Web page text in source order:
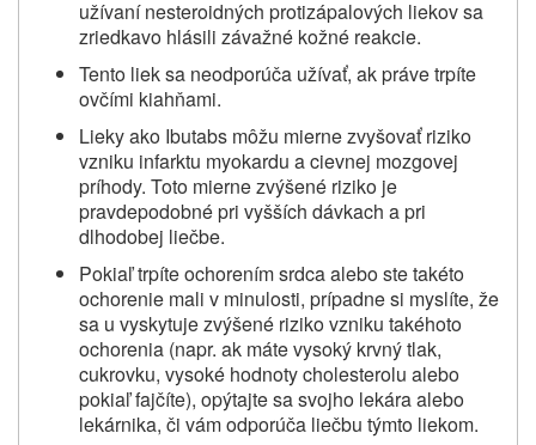
užívaní nesteroidných protizápalových liekov sa
zriedkavo hlásili závažné kožné reakcie.
Tento liek sa neodporúča užívať, ak práve trpíte
ovčími kiahňami.
Lieky ako Ibutabs môžu mierne zvyšovať riziko
vzniku infarktu myokardu a cievnej mozgovej
príhody. Toto mierne zvýšené riziko je
pravdepodobné pri vyšších dávkach a pri
dlhodobej liečbe.
Pokiaľ trpíte ochorením srdca alebo ste takéto
ochorenie mali v minulosti, prípadne si myslíte, že
sa u vyskytuje zvýšené riziko vzniku takéhoto
ochorenia (napr. ak máte vysoký krvný tlak,
cukrovku, vysoké hodnoty cholesterolu alebo
pokiaľ fajčíte), opýtajte sa svojho lekára alebo
lekárnika, či vám odporúča liečbu týmto liekom.